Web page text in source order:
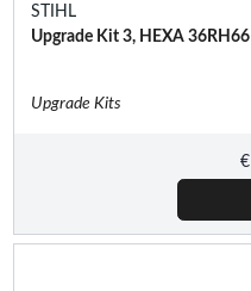
STIHL
Upgrade Kit 3, HEXA 36RH66
Upgrade Kits
€